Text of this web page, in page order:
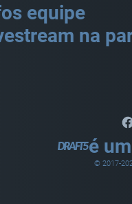
equipe
na
é
© 2017-